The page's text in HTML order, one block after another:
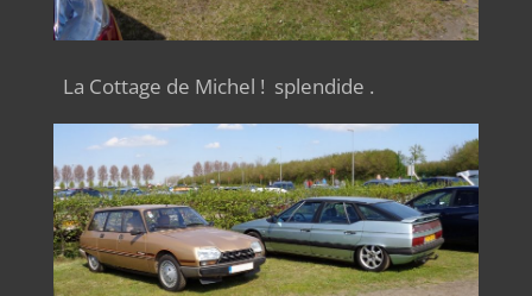
La Cottage de Michel ! splendide .